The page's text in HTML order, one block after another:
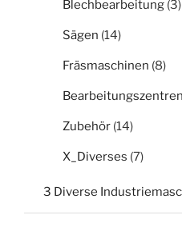
Blechbearbeitung (3)
Sägen (14)
Fräsmaschinen (8)
Bearbeitungszentren
Zubehör (14)
X_Diverses (7)
3 Diverse